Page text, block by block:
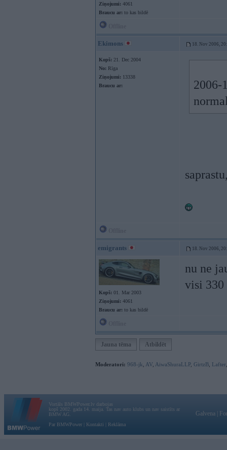
Ziņojumi: 4061
Braucu ar: to kas bildē
Ekimons 18. Nov 2006,
Kopš: 21. Dec 2004
No: Rīga
Ziņojumi: 13338
Braucu ar:
2006-
emigrants 18. Nov 2006,
Kopš: 01. Mar 2003
Ziņojumi: 4061
Braucu ar: to kas bildē
nu ne
visi 330
Jauna tēma Atbildēt
Moderatori: 968-jk AV AiwaShuraLLP, GirtzB Lafter
Vortāls BMWPower.lv darbojas
kopš 2002. gada 14. maija. Tas nav auto klubs un nav saistīts ar
BMW AG.
Par BMWPower
Kontakti Reklāma
Galvena